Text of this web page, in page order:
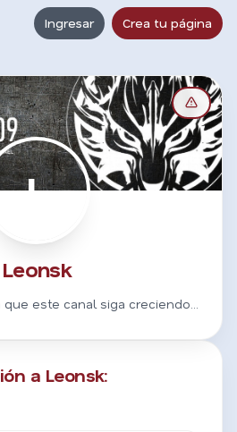
Ingresar Crea tu página
L
Leonsk
que este canal siga creciendo...
a Leonsk: